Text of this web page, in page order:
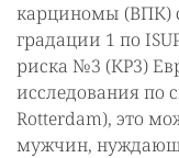
карциномы (ВПК)
градации 1 по
риска №3 (КР3)
исследования по
Rotterdam), это
мужчин,